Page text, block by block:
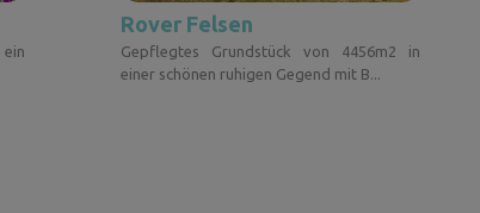
Rover Felsen
Gepflegtes Grundstück von 4456m2 in
einer schönen ruhigen Gegend mit B...